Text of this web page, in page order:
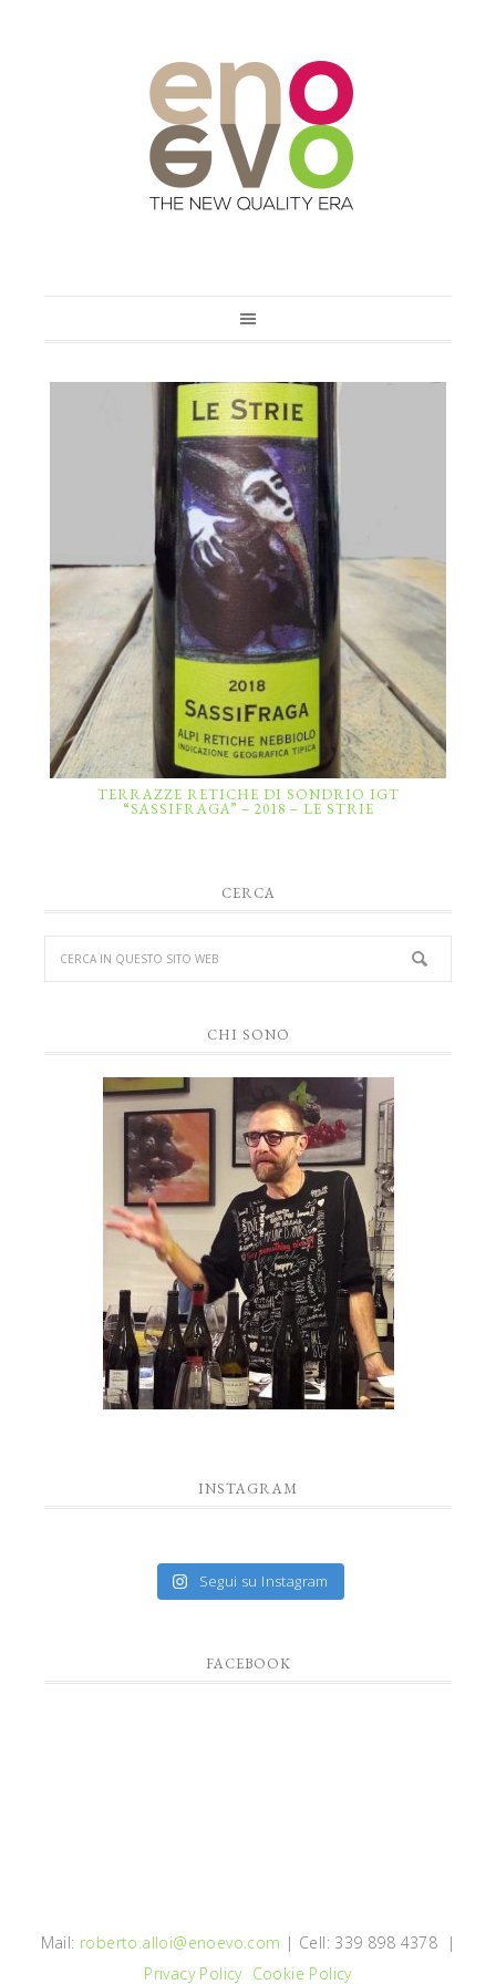
TERRAZZE RETICHE DI SONDRIO IGT
“SASSIFRAGA” – 2018 – LE STRIE
CERCA
CHI SONO
INSTAGRAM
Segui su Instagram
FACEBOOK
Mail: roberto.alloi@enoevo.com | Cell: 339 898 4378 |
Privacy Policy Cookie Policy